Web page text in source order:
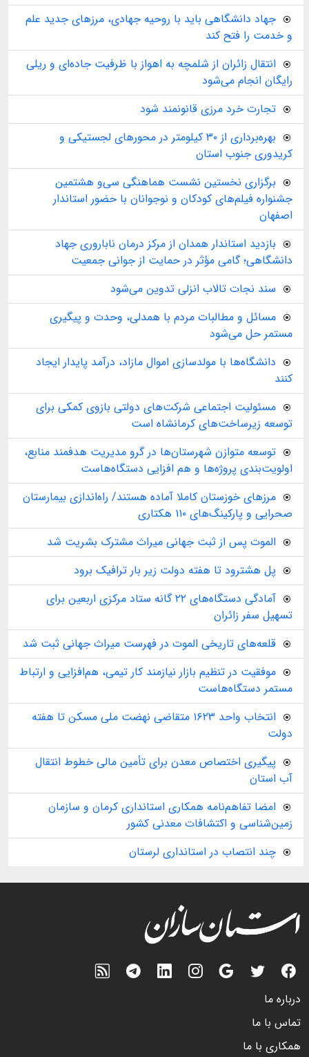
جهاد دانشگاهی باید با روحیه جهادی، مرزهای جدید علم
و خدمت را فتح کند
انتقال زائران از شلمچه به اهواز با ظرفیت جاده‌ای و ریلی
رایگان انجام می‌شود
تجارت خرد مرزی قانونمند شود
بهره‌برداری از ۳۰ کیلومتر در محورهای لجستیکی و
کریدوری جنوب استان
برگزاری نخستین نشست هماهنگی سی‌و هشتمین
جشنواره فیلم‌های کودکان و نوجوانان با حضور استاندار
اصفهان
بازدید استاندار همدان از مرکز درمان ناباروری جهاد
دانشگاهی؛ گامی مؤثر در حمایت از جوانی جمعیت
سند نجات تالاب انزلی تدوین می‌شود
مسائل و مطالبات مردم با همدلی، وحدت و پیگیری
مستمر حل می‌شود
دانشگاه‌ها با مولدسازی اموال مازاد، درآمد پایدار ایجاد
کنند
مسئولیت اجتماعی شرکت‌های دولتی بازوی کمکی برای
توسعه زیرساخت‌های کرمانشاه است
توسعه متوازن شهرستان‌ها در گرو مدیریت هدفمند منابع،
اولویت‌بندی پروژه‌ها و هم افزایی دستگاه‌هاست
مرزهای خوزستان کاملا آماده هستند/ راه‌اندازی بیمارستان
صحرایی و پارکینگ‌های ۱۱۰ هکتاری
الموت پس از ثبت جهانی میراث مشترک بشریت شد
پل هشترود تا هفته دولت زیر بار ترافیک برود
آمادگی دستگاه‌های ۲۲ گانه ستاد مرکزی اربعین برای
تسهیل سفر زائران
قلعه‌های تاریخی الموت در فهرست میراث جهانی ثبت شد
موفقیت در تنظیم بازار نیازمند کار تیمی، هم‌افزایی و ارتباط
مستمر دستگاه‌هاست
انتخاب واحد ۱۶۲۳ متقاضی نهضت ملی مسکن تا هفته
دولت
پیگیری اختصاص معدن برای تأمین مالی خطوط انتقال
آب استان
امضا تفاهم‌نامه همکاری استانداری کرمان و سازمان
زمین‌شناسی و اکتشافات معدنی کشور
چند انتصاب در استانداری لرستان
درباره ما
تماس با ما
همکاری با ما